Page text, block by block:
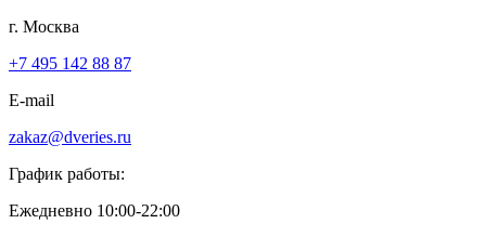
г. Москва
+7 495 142 88 87
E-mail
zakaz@dveries.ru
График работы:
Ежедневно 10:00-22:00